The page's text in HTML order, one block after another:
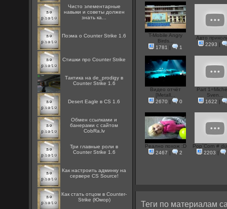
Чисто элементарные
навыки и советы должен
знать ка...
Поэма о Counter Strike 1.6
Стишки про Counter Strike
Тактика на de_prodigy в
Counter Strike 1.6
Desert Eagle в CS 1.6
Oбмен ссылками и
банерами с сайтом
CobRa.lv
Три главные роли в
Counter Strike 1.6
Как настроить админку на
сервере CS Source!
Как стать отцом в Counter-
Strike (Юмор)
T-Mobile Angry
Birds...
1781 | 1
Авто
2293 |
Видео отчёт
[Metall...
2670 | 0
Part
Sven...
1622 |
Реално похож :D
2467 | 2
Pop`Corn #
2203 |
Теги по материалам